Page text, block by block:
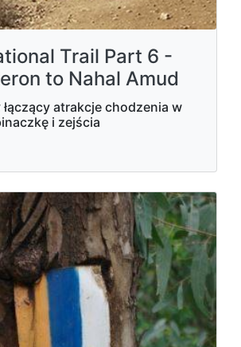
Trail Part 6 -
to Nahal Amud
atrakcje chodzenia w
i zejścia